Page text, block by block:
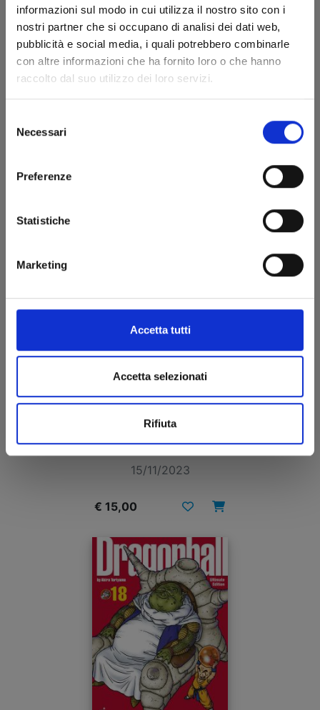
informazioni sul modo in cui utilizza il nostro sito con i
nostri partner che si occupano di analisi dei dati web,
pubblicità e social media, i quali potrebbero combinarle
con altre informazioni che ha fornito loro o che hanno
raccolto dal suo utilizzo dei loro servizi.
delNecessari
Preferenze
Statistiche
Marketing
Accetta tutti
Accetta selezionati
Rifiuta
DRAGON BALL ULTIMATE EDITION n. 19
15/11/2023
€ 15,00